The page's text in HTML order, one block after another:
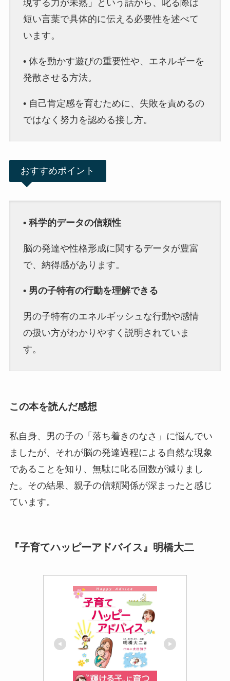
現する力が未熟」という話から、叱る際は
短い言葉で具体的に伝える必要性を述べて
います。
• 体を動かす遊びの重要性や、エネルギーを
発散させる方法。
• 自己肯定感を育むために、失敗を責めるの
ではなく努力を認める接し方。
おすすめポイント
• 科学的データの信頼性
脳の発達や性格形成に関するデータが豊富
で、納得感があります。
• 男の子特有の行動を理解できる
男の子特有のエネルギッシュな行動や感情
の扱い方がわかりやすく説明されていま
す。
この本を読んだ感想
私自身、男の子の「落ち着きのなさ」に悩んでい
ましたが、それが脳の発達過程による自然な現象
であることを知り、無駄に叱る回数が減りまし
た。その結果、親子の信頼関係が深まったと感じ
ています。
『子育てハッピーアドバイス』明橋大二